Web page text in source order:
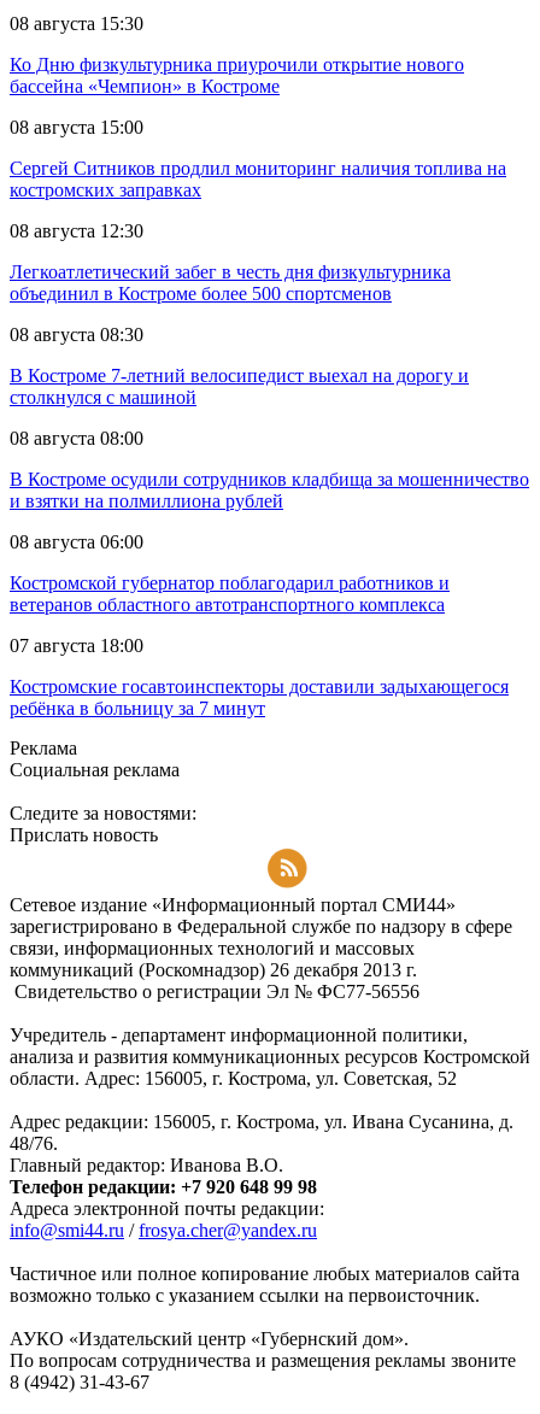
08 августа 15:30
Ко Дню физкультурника приурочили открытие нового
бассейна «Чемпион» в Костроме
08 августа 15:00
Сергей Ситников продлил мониторинг наличия топлива на
костромских заправках
08 августа 12:30
Легкоатлетический забег в честь дня физкультурника
объединил в Костроме более 500 спортсменов
08 августа 08:30
В Костроме 7-летний велосипедист выехал на дорогу и
столкнулся с машиной
08 августа 08:00
В Костроме осудили сотрудников кладбища за мошенничество
и взятки на полмиллиона рублей
08 августа 06:00
Костромской губернатор поблагодарил работников и
ветеранов областного автотранспортного комплекса
07 августа 18:00
Костромские госавтоинспекторы доставили задыхающегося
ребёнка в больницу за 7 минут
Реклама
Социальная реклама
Следите за новостями:
Прислать новость
Сетевое издание «Информационный портал СМИ44»
зарегистрировано в Федеральной службе по надзору в сфере
связи, информационных технологий и массовых
коммуникаций (Роскомнадзор) 26 декабря 2013 г.
Свидетельство о регистрации Эл № ФC77-56556
Учредитель - департамент информационной политики,
анализа и развития коммуникационных ресурсов Костромской
области. Адрес: 156005, г. Кострома, ул. Советская, 52
Адрес редакции: 156005, г. Кострома, ул. Ивана Сусанина, д.
48/76.
Главный редактор: Иванова В.О.
Телефон редакции: +7 920 648 99 98
Адреса электронной почты редакции:
info@smi44.ru /frosya.cher@yandex.ru
Частичное или полное копирование любых материалов сайта
возможно только с указанием ссылки на первоисточник.
АУКО «Издательский центр «Губернский дом».
По вопросам сотрудничества и размещения рекламы звоните
8 (4942) 31-43-67